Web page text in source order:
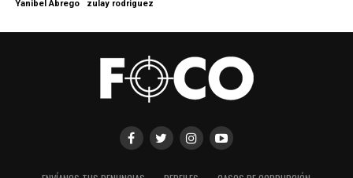
Yanibel Abrego zulay rodriguez